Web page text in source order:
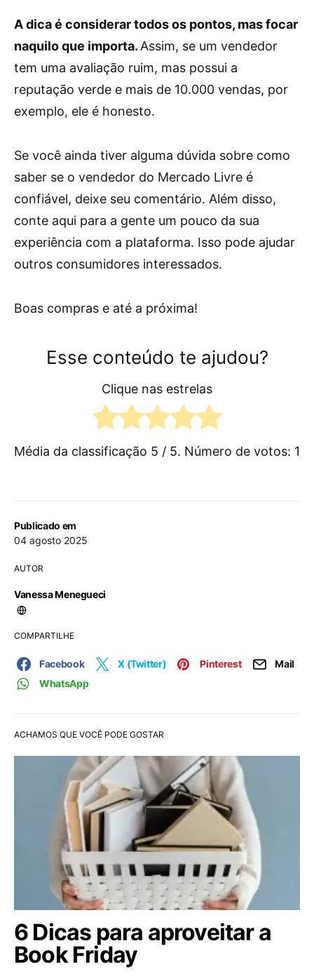
Publicado em
04 agosto 2025
AUTOR
Vanessa Menegueci
COMPARTILHE
Facebook X (Twitter) Pinterest
Mail
WhatsApp
A dica é considerar todos os pontos, mas focar
naquilo que importa.Assim, se um vendedor
tem uma avaliação ruim, mas possui a
reputação verde e mais de 10.000 vendas, por
exemplo, ele é honesto.
Se você ainda tiver alguma dúvida sobre como
saber se o vendedor do Mercado Livre é
confiável, deixe seu comentário. Além disso,
conte aqui para a gente um pouco da sua
experiência com a plataforma. Isso pode ajudar
outros consumidores interessados.
Boas compras e até a próxima!
Esse conteúdo te ajudou?
Clique nas estrelas
Média da classificação 5 / 5. Número de votos: 1
ACHAMOS QUE VOCÊ PODE GOSTAR
6 Dicas para aproveitar a
Book Friday